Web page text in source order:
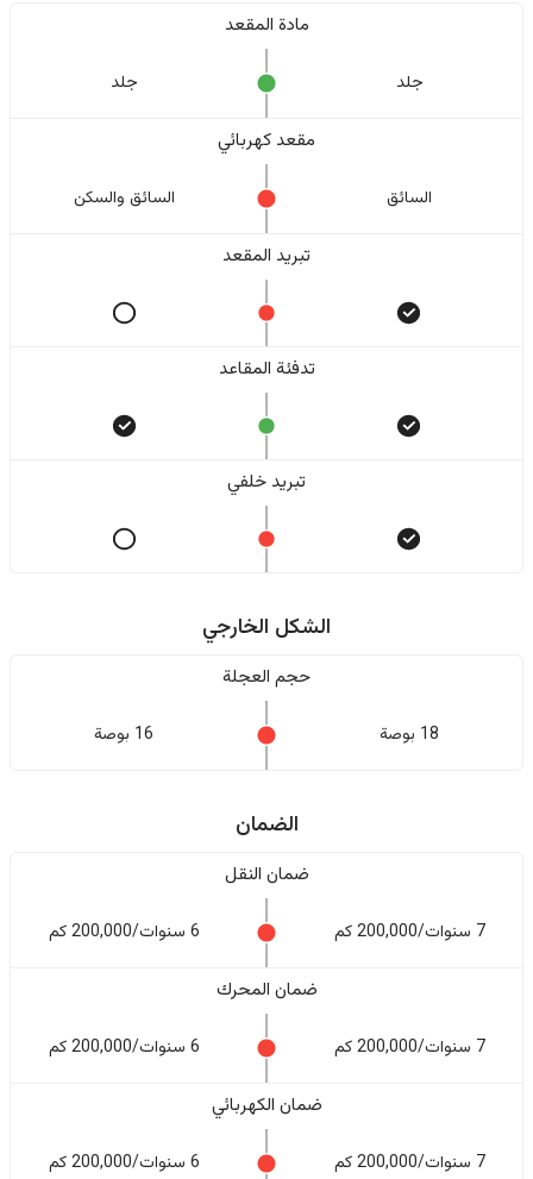
مادة المقعد
جلد جلد
مقعد كهربائي
السائق السائق والسکن
تبريد المقعد
تدفئة المقاعد
تبريد خلفي
الشكل الخارجي
حجم العجلة
18 بوصة 16 بوصة
الضمان
ضمان النقل
7 سنوات/200,000 كم 6 سنوات/200,000 كم
ضمان المحرك
7 سنوات/200,000 كم 6 سنوات/200,000 كم
ضمان الكهربائي
7 سنوات/200,000 كم 6 سنوات/200,000 كم